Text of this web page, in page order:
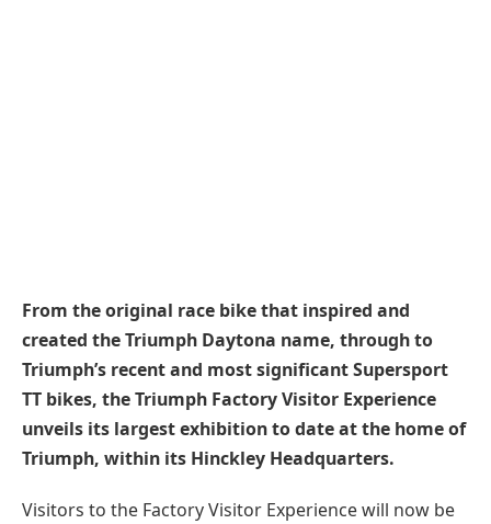
From the original race bike that inspired and
created the Triumph Daytona name, through to
Triumph’s recent and most significant Supersport
TT bikes, the Triumph Factory Visitor Experience
unveils its largest exhibition to date at the home of
Triumph, within its Hinckley Headquarters.
Visitors to the Factory Visitor Experience will now be